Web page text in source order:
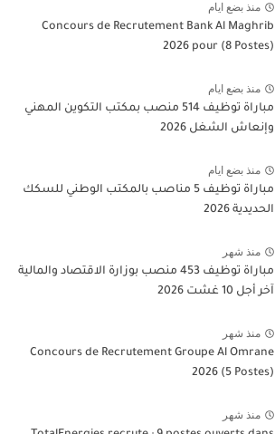
منذ بضع ايام
Concours de Recrutement Bank Al Maghrib
2026 pour (8 Postes)
منذ بضع ايام
مباراة توظيف 514 منصب بمكتب التكوين المهني
وإنعاش الشغل 2026
منذ بضع ايام
مباراة توظيف 5 مناصب بالمكتب الوطني للسكك
الحديدية 2026
منذ شهر
مباراة توظيف 453 منصب بوزارة الاقتصاد والمالية
آخر أجل 10 غشت 2026
منذ شهر
Concours de Recrutement Groupe Al Omrane
2026 (5 Postes)
منذ شهر